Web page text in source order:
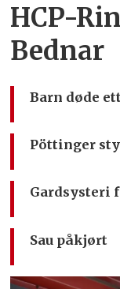
HCP-
Bednar
Barn døde
Pöttinger
Gardsysteri
Sau påkjørt